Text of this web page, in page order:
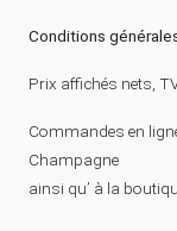
Conditions
Prix affichés nets,
Commandes en
Champagne
ainsi qu’ à la